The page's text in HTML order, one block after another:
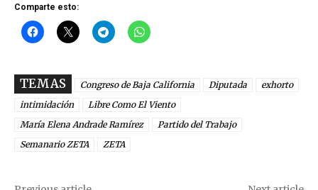
Comparte esto:
TEMAS Congreso de Baja California Diputada
exhorto
intimidación
Libre Como El Viento
María Elena Andrade Ramírez
Partido del Trabajo
Semanario ZETA
ZETA